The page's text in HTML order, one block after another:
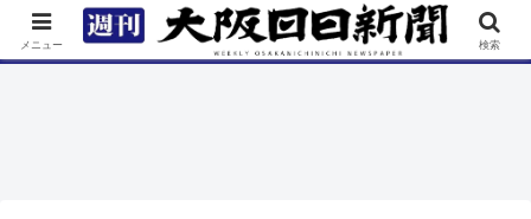
TOP 特集 ニュース 連載 街ネタ イベント
メニュー 検索